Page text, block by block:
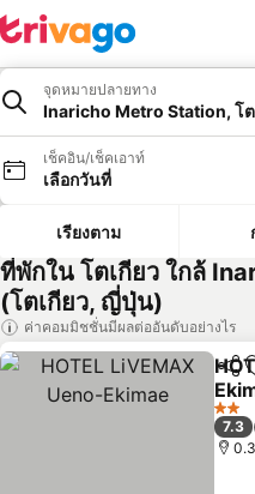
จุดหมายปลายทาง
Inaricho Metro Station, โต
เช็คอิน/เช็คเอาท์
เลือกวันที่
เรียงตาม
ที่พักใน โตเกียว ใกล้
(โตเกียว, ญี่ปุ่น)
ค่าคอมมิชชั่นมีผลต่ออันดับอย่างไร
แชร์
2 ดาว
7.3